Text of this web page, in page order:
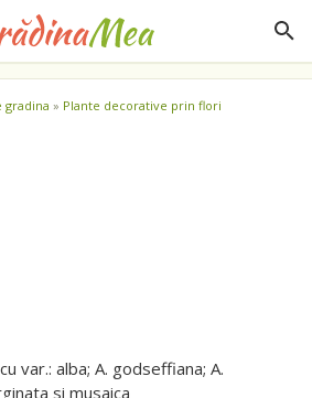
gradina » Plante decorative prin flori
var.: alba; A. godseffiana; A.
si musaica